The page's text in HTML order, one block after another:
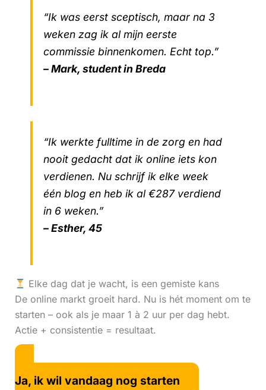
“Ik was eerst sceptisch, maar na 3
weken zag ik al mijn eerste
commissie binnenkomen. Echt top.”
– Mark, student in Breda
“Ik werkte fulltime in de zorg en had
nooit gedacht dat ik online iets kon
verdienen. Nu schrijf ik elke week
één blog en heb ik al €287 verdiend
in 6 weken.”
– Esther, 45
Elke dag dat je wacht, is een gemiste kans
De online markt groeit hard. Nu is hét moment om te
starten – ook als je maar 1 à 2 uur per dag hebt.
Actie + consistentie = resultaat.
Ja, ik wil vandaag nog starten